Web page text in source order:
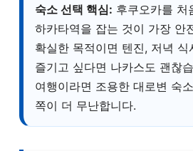
숙소 선택 핵심: 후쿠오카를 처
하카타역을 잡는 것이 가장 안
확실한 목적이면 텐진, 저녁 식
즐기고 싶다면 나카스도 괜찮
여행이라면 조용한 대로변 숙
쪽이 더 무난합니다.